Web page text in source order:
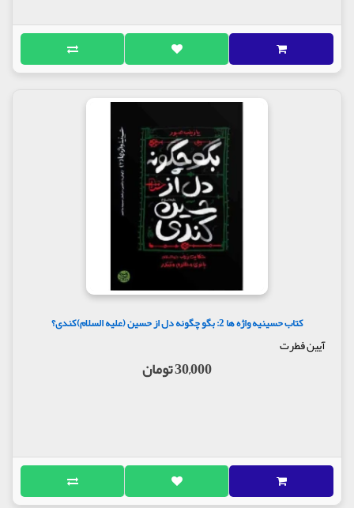
کتاب حسینیه واژه ها 2: بگو چگونه دل از حسین (علیه السلام)کندی؟
آیین فطرت
30,000 تومان